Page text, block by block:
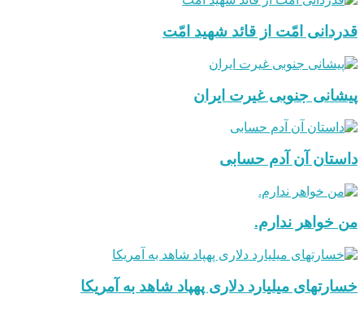
قدردانی امّت از قائد شهید امّت
پیشانی جنوبی غیرت ایران
داستان آن آدم حسابی
من خواهر ندارم.
خسارتهای میلیارد دلاری پهپاد شاهد به آمریکا